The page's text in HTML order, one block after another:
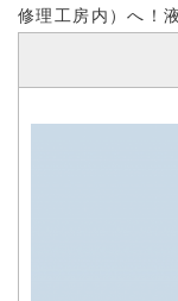
修理工房内）へ！